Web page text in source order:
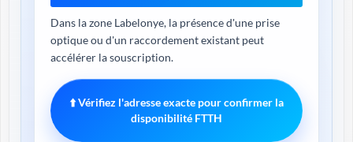
Dans la zone Labelonye, la présence d'une prise
optique ou d'un raccordement existant peut
accélérer la souscription.
⬆️ Vérifiez l'adresse exacte pour confirmer la
disponibilité FTTH